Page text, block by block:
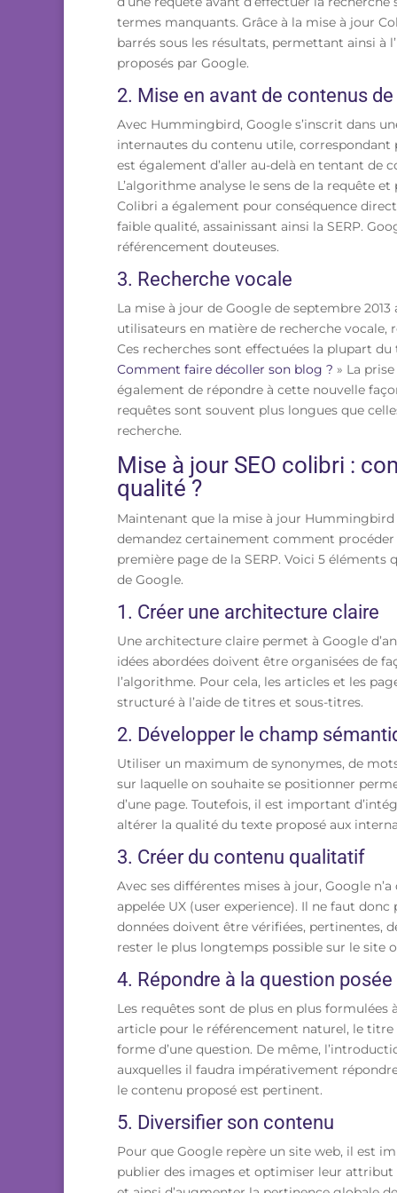
termes manquants. Grâce à la mise à jour
barrés sous les résultats, permettant ainsi à
proposés par Google.
2. Mise en avant de contenus
Avec Hummingbird, Google s’inscrit dans
internautes du contenu utile,
est également d’aller au-delà en tentant de
L’algorithme analyse le sens de la requête
Colibri a également pour conséquence
faible qualité, assainissant ainsi la SERP.
référencement douteuses.
3. Recherche vocale
La mise à jour de Google de septembre
utilisateurs en matière de recherche vocale,
Ces recherches sont effectuées la plupart
Comment faire décoller son blog ? » La
également de répondre à cette nouvelle
requêtes sont souvent plus longues que
recherche.
Mise à jour SEO colibri :
qualité ?
Maintenant que la mise à jour Hummingbird
demandez certainement comment
première page de la SERP. Voici 5
de Google.
1. Créer une architecture claire
Une architecture claire permet à Google
idées abordées doivent être organisées de
l’algorithme. Pour cela, les articles et les
structuré à l’aide de titres et sous-titres.
2. Développer le champ
Utiliser un maximum de synonymes, de
sur laquelle on souhaite se positionner
d’une page. Toutefois, il est important
altérer la qualité du texte proposé aux
3. Créer du contenu qualitatif
Avec ses différentes mises à jour, Google
appelée UX (user experience). Il ne faut
données doivent être vérifiées, pertinentes,
rester le plus longtemps possible sur le site
4. Répondre à la question posée
Les requêtes sont de plus en plus
article pour le référencement naturel, le
forme d’une question. De même,
auxquelles il faudra impérativement
le contenu proposé est pertinent.
5. Diversifier son contenu
Pour que Google repère un site web, il est
publier des images et optimiser leur